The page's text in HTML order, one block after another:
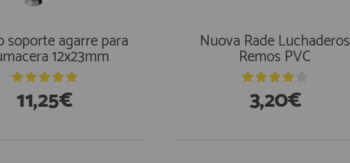
soporte agarre para
12x23mm
11,25€
Nuova Rade Luchaderos
Remos PVC
3,20€